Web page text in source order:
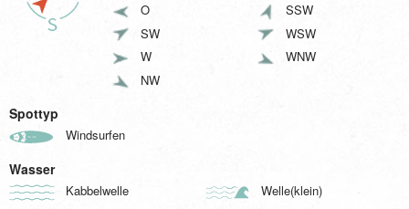
O
SSW
SW
WSW
W
WNW
NW
Spottyp
Windsurfen
Wasser
Kabbelwelle Welle(klein)